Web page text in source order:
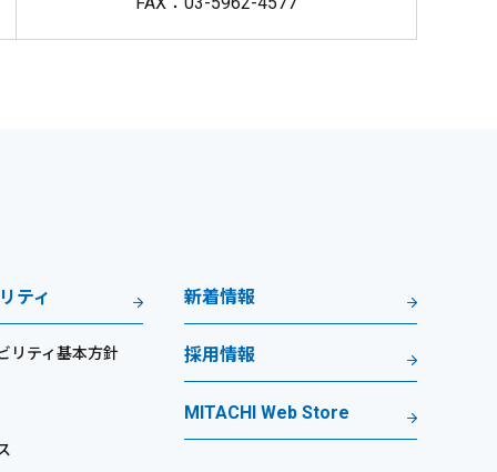
ティ
リティ基本方針
新着情報
採用情報
MITACHI Web Store